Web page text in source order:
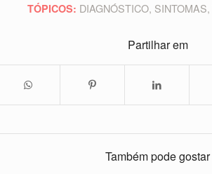
TÓPICOS: DIAGNÓSTICO, SINTOMAS,
Partilhar em
Também pode gostar